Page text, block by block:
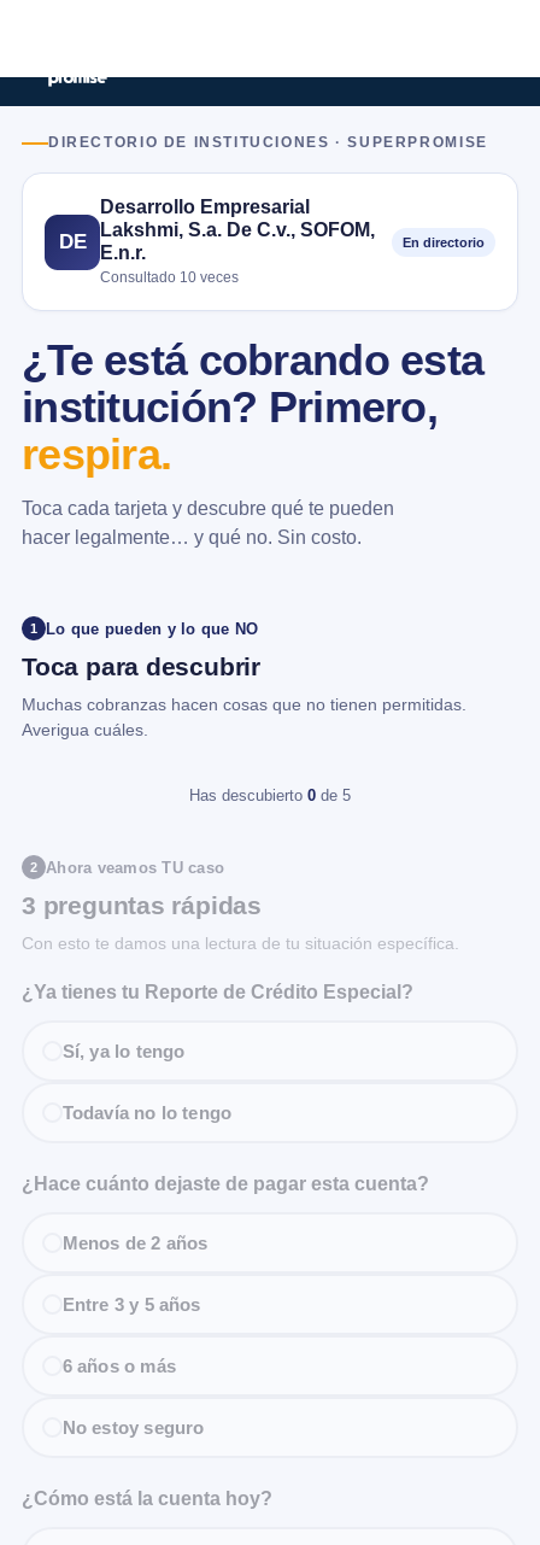
DIRECTORIO DE INSTITUCIONES · SUPERPROMISE
DE
Desarrollo Empresarial
Lakshmi, S.a. De C.v., SOFOM,
E.n.r.
Consultado 10 veces
En directorio
¿Te está cobrando esta
institución? Primero,
respira.
Toca cada tarjeta y descubre qué te pueden
hacer legalmente… y qué no. Sin costo.
1 Lo que pueden y lo que NO
Toca para descubrir
Muchas cobranzas hacen cosas que no tienen permitidas.
Averigua cuáles.
Has descubierto 0 de 5
2 Ahora veamos TU caso
3 preguntas rápidas
Con esto te damos una lectura de tu situación específica.
¿Ya tienes tu Reporte de Crédito Especial?
Sí, ya lo tengo
Todavía no lo tengo
¿Hace cuánto dejaste de pagar esta cuenta?
Menos de 2 años
Entre 3 y 5 años
6 años o más
No estoy seguro
¿Cómo está la cuenta hoy?